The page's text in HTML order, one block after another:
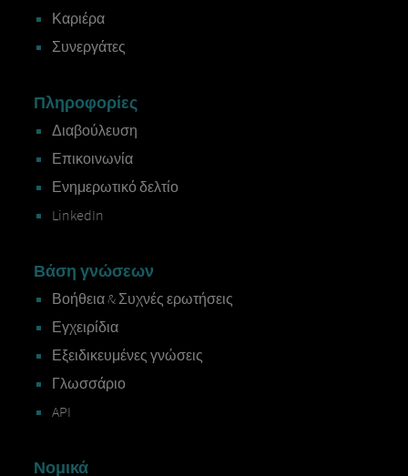
Καριέρα
Συνεργάτες
Πληροφορίες
Διαβούλευση
Επικοινωνία
Ενημερωτικό δελτίο
LinkedIn
Βάση γνώσεων
Βοήθεια & Συχνές ερωτήσεις
Εγχειρίδια
Εξειδικευμένες γνώσεις
Γλωσσάριο
API
Νομικά